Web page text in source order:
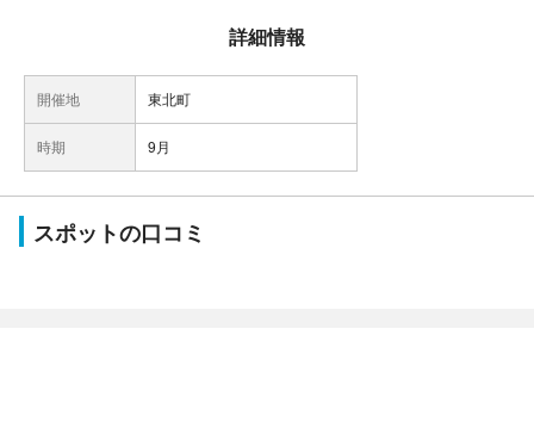
詳細情報
開催地 東北町
時期 9月
スポットの口コミ